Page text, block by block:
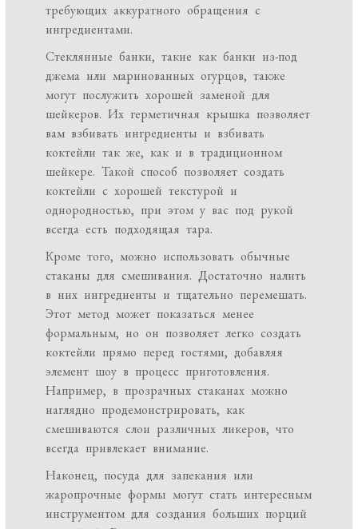
требующих аккуратного обращения с
ингредиентами.
Стеклянные банки, такие как банки из-под
джема или маринованных огурцов, также
могут послужить хорошей заменой для
шейкеров. Их герметичная крышка позволяет
вам взбивать ингредиенты и взбивать
коктейли так же, как и в традиционном
шейкере. Такой способ позволяет создать
коктейли с хорошей текстурой и
однородностью, при этом у вас под рукой
всегда есть подходящая тара.
Кроме того, можно использовать обычные
стаканы для смешивания. Достаточно налить
в них ингредиенты и тщательно перемешать.
Этот метод может показаться менее
формальным, но он позволяет легко создать
коктейли прямо перед гостями, добавляя
элемент шоу в процесс приготовления.
Например, в прозрачных стаканах можно
наглядно продемонстрировать, как
смешиваются слои различных ликеров, что
всегда привлекает внимание.
Наконец, посуда для запекания или
жаропрочные формы могут стать интересным
инструментом для создания больших порций